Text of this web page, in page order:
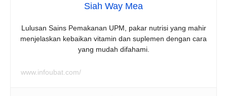
Siah Way Mea
Lulusan Sains Pemakanan UPM, pakar nutrisi yang mahir
menjelaskan kebaikan vitamin dan suplemen dengan cara
yang mudah difahami.
www.infoubat.com/